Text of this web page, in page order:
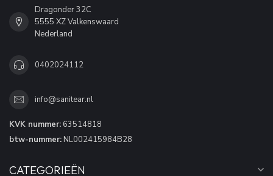
Dragonder 32C
5555 XZ Valkenswaard
Nederland
0402024112
info@sanitear.nl
KVK nummer: 63514818
btw-nummer: NL002415984B28
CATEGORIEËN